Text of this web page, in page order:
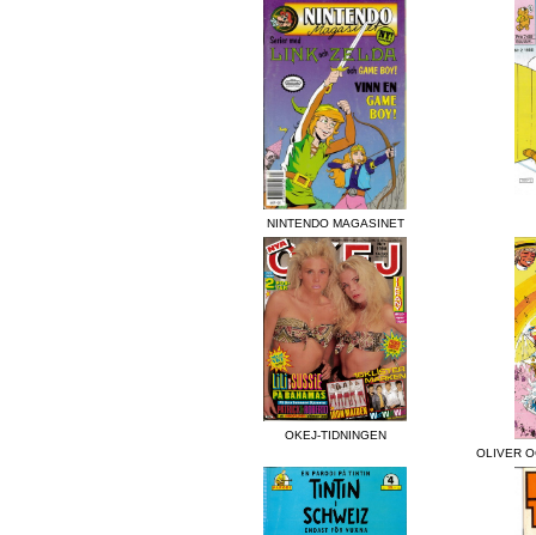
NINTENDO MAGASINET
OKEJ-TIDNINGEN
OLIVER